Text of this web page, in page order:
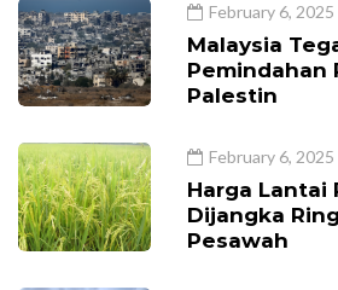
February 6, 2025
Malaysia
Pemindahan
Palestin
February 6, 2025
Harga Lantai
Dijangka
Pesawah